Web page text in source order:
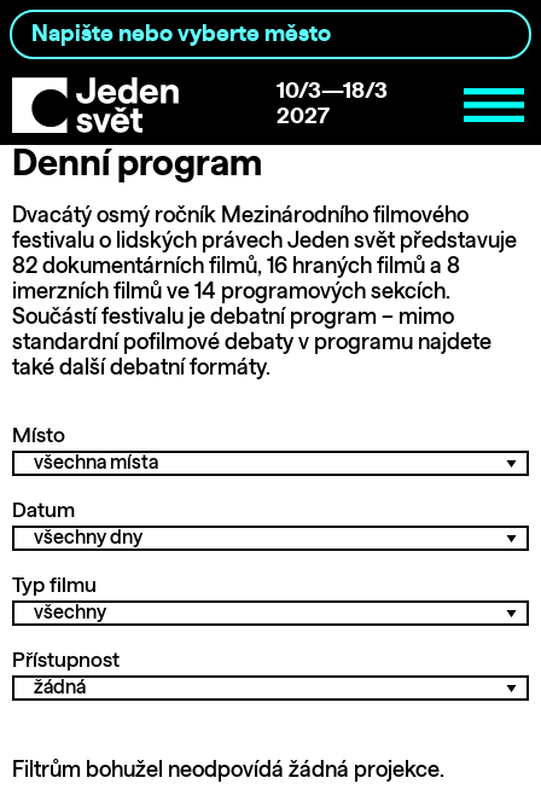
10/3—18/3
2027
Denní program
Dvacátý osmý ročník Mezinárodního filmového
festivalu o lidských právech Jeden svět představuje
82 dokumentárních filmů, 16 hraných filmů a 8
imerzních filmů ve 14 programových sekcích.
Součástí festivalu je debatní program – mimo
standardní pofilmové debaty v programu najdete
také další debatní formáty.
Místo
Datum
Typ filmu
Přístupnost
Filtrům bohužel neodpovídá žádná projekce.